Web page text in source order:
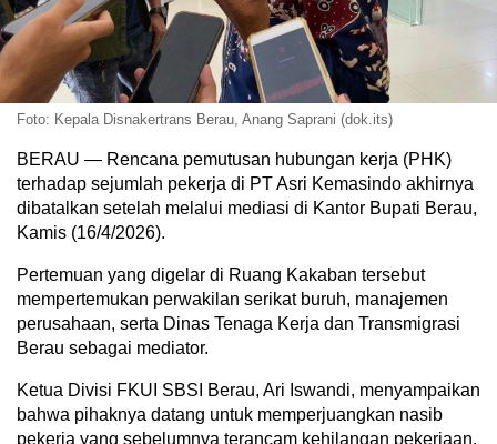
Foto: Kepala Disnakertrans Berau, Anang Saprani (dok.its)
BERAU — Rencana pemutusan hubungan kerja (PHK)
terhadap sejumlah pekerja di PT Asri Kemasindo akhirnya
dibatalkan setelah melalui mediasi di Kantor Bupati Berau,
Kamis (16/4/2026).
Pertemuan yang digelar di Ruang Kakaban tersebut
mempertemukan perwakilan serikat buruh, manajemen
perusahaan, serta Dinas Tenaga Kerja dan Transmigrasi
Berau sebagai mediator.
Ketua Divisi FKUI SBSI Berau, Ari Iswandi, menyampaikan
bahwa pihaknya datang untuk memperjuangkan nasib
pekerja yang sebelumnya terancam kehilangan pekerjaan.